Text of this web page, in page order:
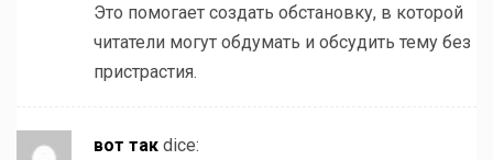
Это помогает создать обстановку, в которой
читатели могут обдумать и обсудить тему без
пристрастия.
вот так dice: